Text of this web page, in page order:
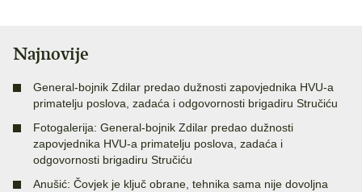
Najnovije
General-bojnik Zdilar predao dužnosti zapovjednika HVU-a
primatelju poslova, zadaća i odgovornosti brigadiru Stručiću
Fotogalerija: General-bojnik Zdilar predao dužnosti
zapovjednika HVU-a primatelju poslova, zadaća i
odgovornosti brigadiru Stručiću
Anušić: Čovjek je ključ obrane, tehnika sama nije dovoljna